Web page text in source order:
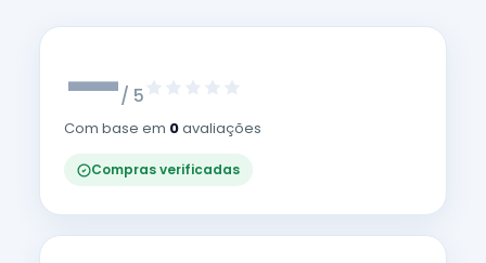
—/ 5
Com base em 0avaliações
Compras verificadas